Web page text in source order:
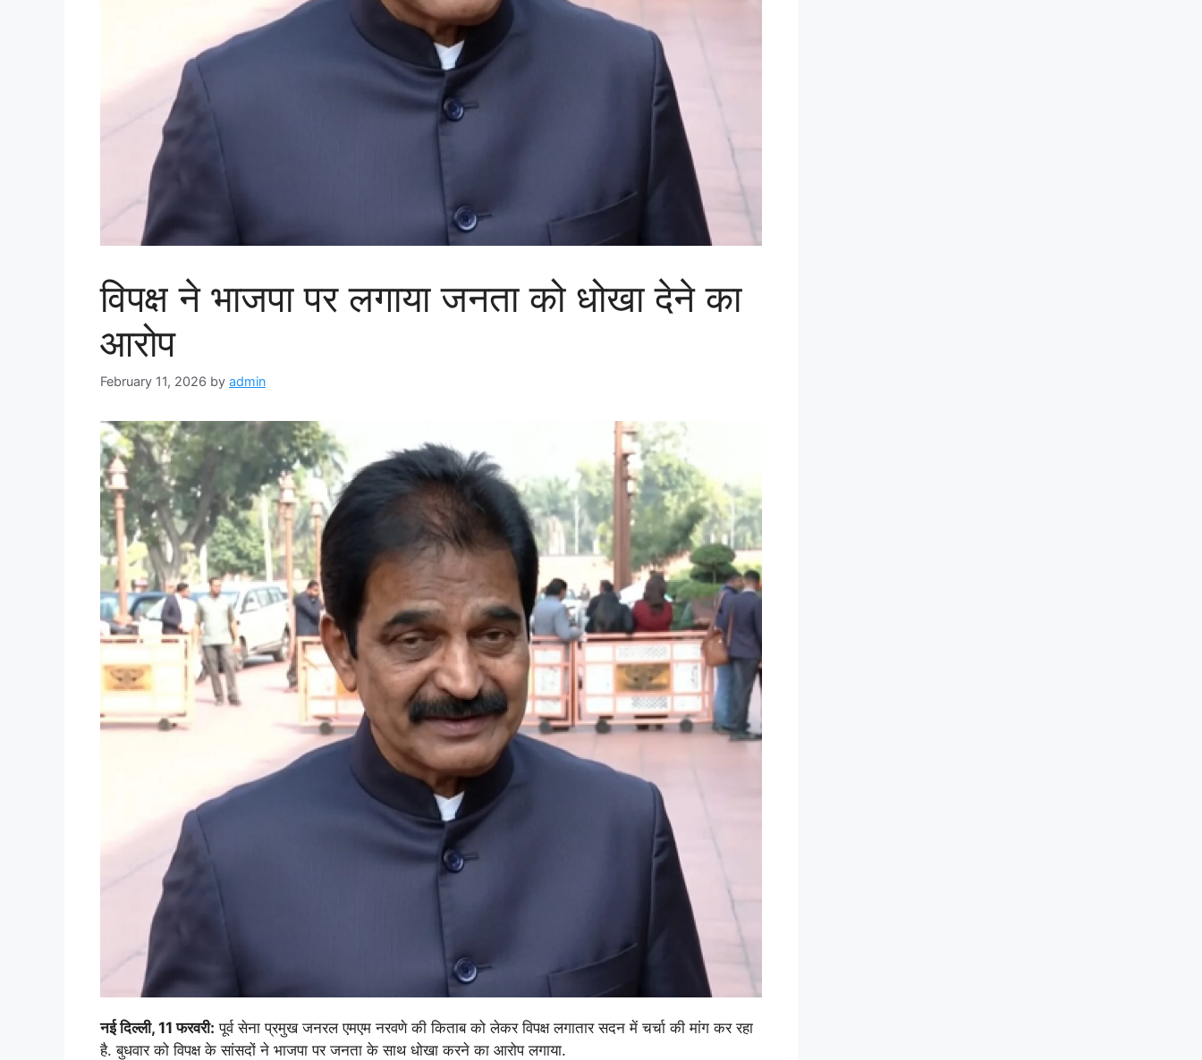
विपक्ष ने भाजपा पर लगाया जनता को धोखा देने का
आरोप
February 11, 2026 by admin
नई दिल्ली, 11 फरवरी: पूर्व सेना प्रमुख जनरल एमएम नरवणे की किताब को लेकर विपक्ष लगातार सदन में चर्चा की मांग कर रहा
है. बुधवार को विपक्ष के सांसदों ने भाजपा पर जनता के साथ धोखा करने का आरोप लगाया.